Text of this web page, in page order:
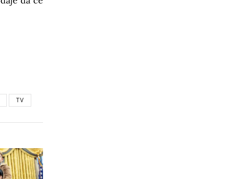
TV